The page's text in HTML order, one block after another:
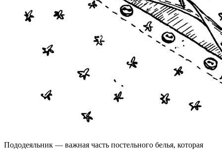
Пододеяльник — важная часть постельного белья, которая